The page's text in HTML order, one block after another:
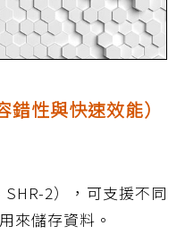
錯性與快速效能）
2），可支援不同
來儲存資料。